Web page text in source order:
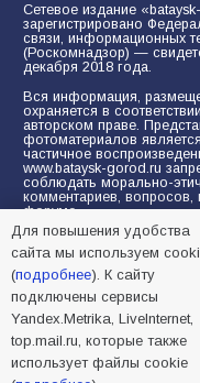
Сетевое издание
зарегистрировано
связи, информационных
(Роскомнадзор) —
декабря 2018 года.
Вся информация,
охраняется в
авторском праве.
фотоматериалов
частичное
www.bataysk-gorod.ru
соблюдать морально-
комментариев,
форуме.
Политика
Согласие на обработку
сервисов Yandex.Metrika,
© 2005-2026 БИА
Для повышения удобства
сайта мы используем
(подробнее). К сайту
подключены сервисы
Yandex.Metrika, LiveInternet,
top.mail.ru, которые также
использует файлы cookie